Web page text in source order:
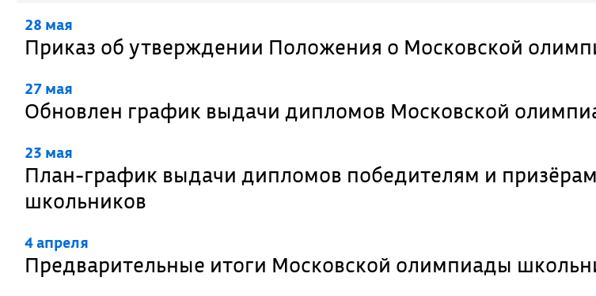
28 мая
Приказ об утверждении Положения о Московской
27 мая
Обновлен график выдачи дипломов Московской
23 мая
План-график выдачи дипломов победителям и
школьников
4 апреля
Предварительные итоги Московской олимпиады